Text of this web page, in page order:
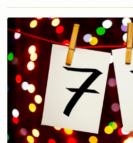
nào để biết được bạn có mang
không? Hãy cùng Astroreka
viết dưới đây. Bài học Nợ nghiệp
học, bài học Nợ nghiệp đại diện
đặc điểm hoặc phẩm chất mà
rèn luyện...